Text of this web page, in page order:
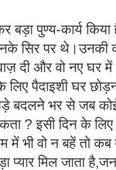
पुण्य-कार्य
सिर पर थे।उनकी
दी और वो नए घर में
पैदाइशी घर
बदलने भर से जब
? इसी दिन के
भी वो न बहें तो कब
प्यार मिल जाता